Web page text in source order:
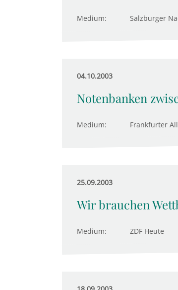
Medium: Salzburger
04.10.2003
Notenbanken
Medium: Frankfurter
25.09.2003
Wir brauchen
Medium: ZDF Heute